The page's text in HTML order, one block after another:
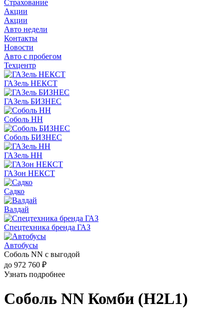
Страхование
Акции
Акции
Авто недели
Контакты
Новости
Авто с пробегом
Техцентр
ГАЗель НЕКСТ
ГАЗель БИЗНЕС
Соболь НН
Соболь БИЗНЕС
ГАЗель НН
ГАЗон НЕКСТ
Садко
Валдай
Спецтехника бренда ГАЗ
Автобусы
Соболь NN с выгодой
до 972 760 ₽
Узнать подробнее
Соболь NN Комби (H2L1)